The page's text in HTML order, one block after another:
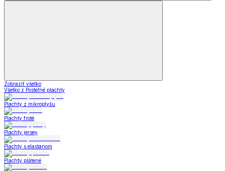
Zobraziť všetko
Všetko z Posteľné plachty
Plachty z mikroplyšu
Plachty froté
Plachty jersey
Plachty s elastanom
Plachty plátené